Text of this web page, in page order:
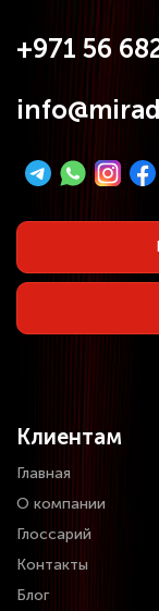
Клиентам
Главная
О компании
Глоссарий
Контакты
Блог
+971 56